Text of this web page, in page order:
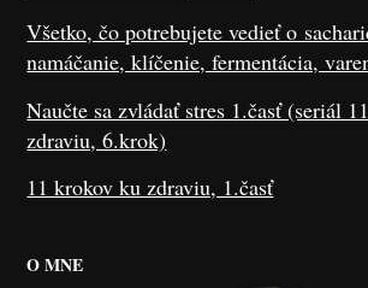
Všetko, čo potrebujete vedieť o
namáčanie, klíčenie, fermentácia,
Naučte sa zvládať stres 1.časť (seriál
zdraviu, 6.krok)
11 krokov ku zdraviu, 1.časť
O MNE